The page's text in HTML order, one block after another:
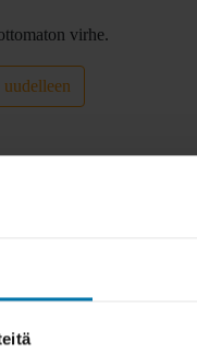
virhe.